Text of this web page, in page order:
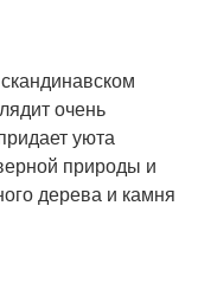
очень
уюта
природы и
дерева и камня